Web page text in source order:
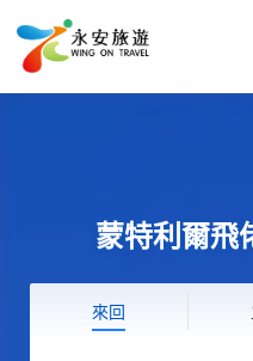
蒙特利爾飛
來回